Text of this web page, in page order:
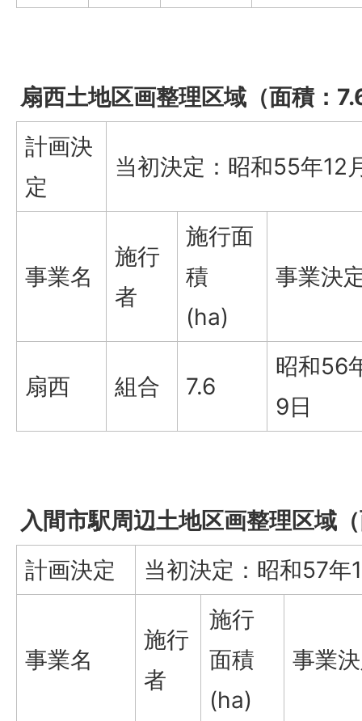
扇西土地区画整理区域（面積：
計画決
定
当初決定：昭和55年12
事業名
施行
者
施行面
積
(ha)
事業決
扇西 組合 7.6
昭和56
9日
入間市駅周辺土地区画整理区域
計画決定
当初決定：昭和57年
事業名
施行
者
施行
面積
(ha)
事業